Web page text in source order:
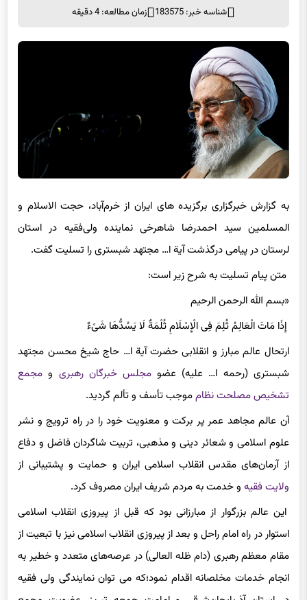
المسلمین سید احمدرضا شاهرخی نماینده ولی‌فقیه در استان
لرستان در پیامی درگذشت آیة ‌ا… مجتهد شبستری را تسلیت گفت.
متن پیام تسلیت به شرح زیر است:
«بسم الله الرحمن الرحیم
إِذَا مَاتَ الْعَالِمُ ثُلِمَ فِی الْإِسْلَامِ ثُلْمَةٌ لَا یَسُدُّهَا شَیْءٌ
ارتحال عالم مبارز و انقلابی حضرت آیة ا… حاج شیخ محسن مجتهد
شبستری (رحمه ا… علیه) عضومجلس خبرگان رهبریومجمع
تشخیص مصلحت نظامموجب تأسف و تألم گردید.
آن عالم مجاهد عمر پر برکت و معنویت خود را در راه ترویج و نشر
علوم اسلامی و شعائر دینی و مذهبی، تربیت شاگردان فاضل و دفاع
از آرمان‌های مقدس انقلاب اسلامی ایران و حمایت و پشتیبانی از
ولایت فقیهو خدمت به مردم شریف ایران مصروف کرد.
این عالم بزرگوار از مبارزانی بود که قبل از پیروزی انقلاب اسلامی
استوار در راه امام راحل و بعد از پیروزی انقلاب اسلامی نیز با تبعیت از
مقام معظم رهبری (دام ظله العالی) در عرصه‌های متعدد و خطیر به
انجام خدمات مخلصانه اقدام نمود؛که می توان نمایندگی ولی فقیه
در استان آذربایجان‌شرقی و امامت ‌جمعه ‌تبریز، عضویت مجمع